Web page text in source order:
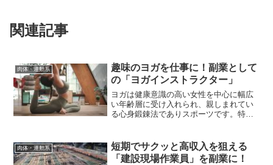
関連記事
肉体・運動系
趣味のヨガを仕事に！副業として
の「ヨガインストラクター」
ヨガは健康意識の高い女性を中心に幅広
い年齢層に受け入れられ、親しまれてい
る心身鍛錬法でありスポーツです。特別
も始められるこのヨガ、激しい運動を伴
ったりすることも無いこと...
肉体・運動系
短期でサクッと高収入を狙える
「建設現場作業員」を副業に！